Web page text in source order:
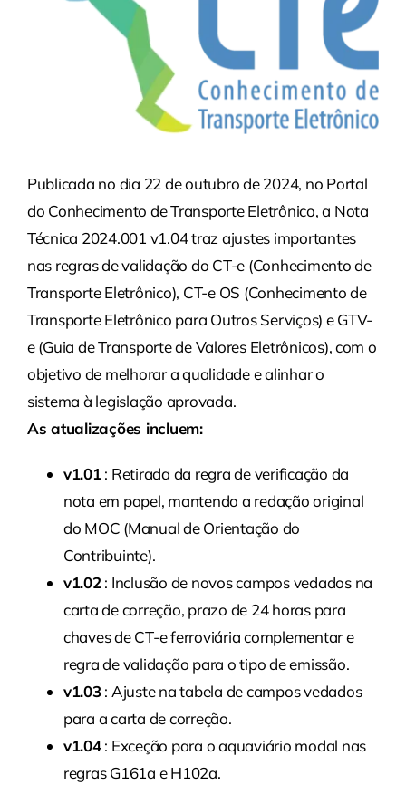
Publicada no dia 22 de outubro de 2024, no Portal
do Conhecimento de Transporte Eletrônico, a Nota
Técnica 2024.001 v1.04 traz ajustes importantes
nas regras de validação do CT-e (Conhecimento de
Transporte Eletrônico), CT-e OS (Conhecimento de
Transporte Eletrônico para Outros Serviços) e GTV-
e (Guia de Transporte de Valores Eletrônicos), com o
objetivo de melhorar a qualidade e alinhar o
sistema à legislação aprovada.
As atualizações incluem:
v1.01: Retirada da regra de verificação da
nota em papel, mantendo a redação original
do MOC (Manual de Orientação do
Contribuinte).
v1.02: Inclusão de novos campos vedados na
carta de correção, prazo de 24 horas para
chaves de CT-e ferroviária complementar e
regra de validação para o tipo de emissão.
v1.03: Ajuste na tabela de campos vedados
para a carta de correção.
v1.04: Exceção para o aquaviário modal nas
regras G161a e H102a.